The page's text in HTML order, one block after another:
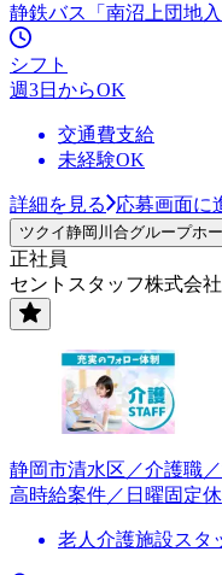
静鉄バス「南沼上団地
シフト
週3日からOK
交通費支給
未経験OK
詳細を見る 応募画面に
ツクイ静岡川合グループホ
正社員
セントスタッフ株式会社
静岡市清水区／介護職
高時給案件／日曜固定休
老人介護施設スタ